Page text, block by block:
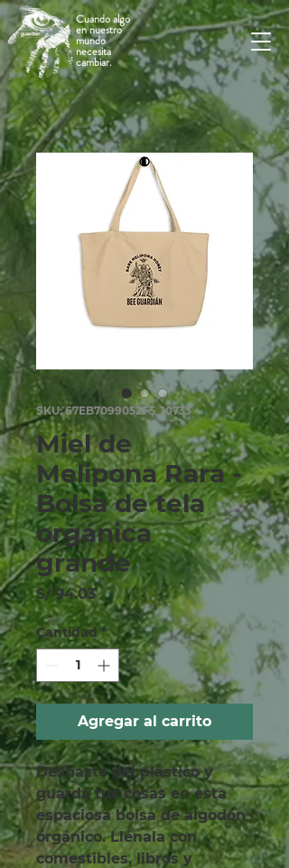
Cuando algo
en nuestro
mundo
necesita
cambiar.
SKU: 67EB7099052F5_10733
Miel de
Melipona Rara -
Bolsa de tela
orgánica
grande
S/ 94.03Precio
Cantidad *
Agregar al carrito
Deshazte del plástico y
guarda tus cosas en esta
espaciosa bolsa de algodón
orgánico. Llénala con
comestibles, libros y